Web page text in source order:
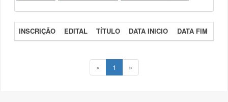
INSCRIÇÃO EDITAL TÍTULO DATA INICIO DATA FIM
« 1 »